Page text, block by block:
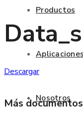
Productos
Aplicaciones
Nosotros
Descargar
Más